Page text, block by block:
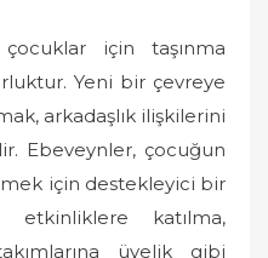
için taşınma
Yeni bir çevreye
arkadaşlık ilişkilerini
Ebeveynler, çocuğun
için destekleyici bir
etkinliklere katılma,
üyelik gibi